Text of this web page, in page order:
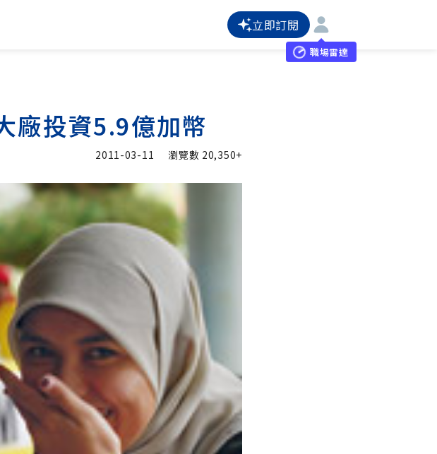
立即訂閱
職場雷達
廠投資5.9億加幣
2011-03-11 瀏覽數 20,350+